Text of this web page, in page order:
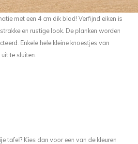
met een 4 cm dik blad! Verfijnd eiken is
en rustige look. De planken worden
Enkele hele kleine knoestjes van
te sluiten.
tafel? Kies dan voor een van de kleuren